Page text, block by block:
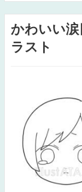
かわいい涙
ラスト